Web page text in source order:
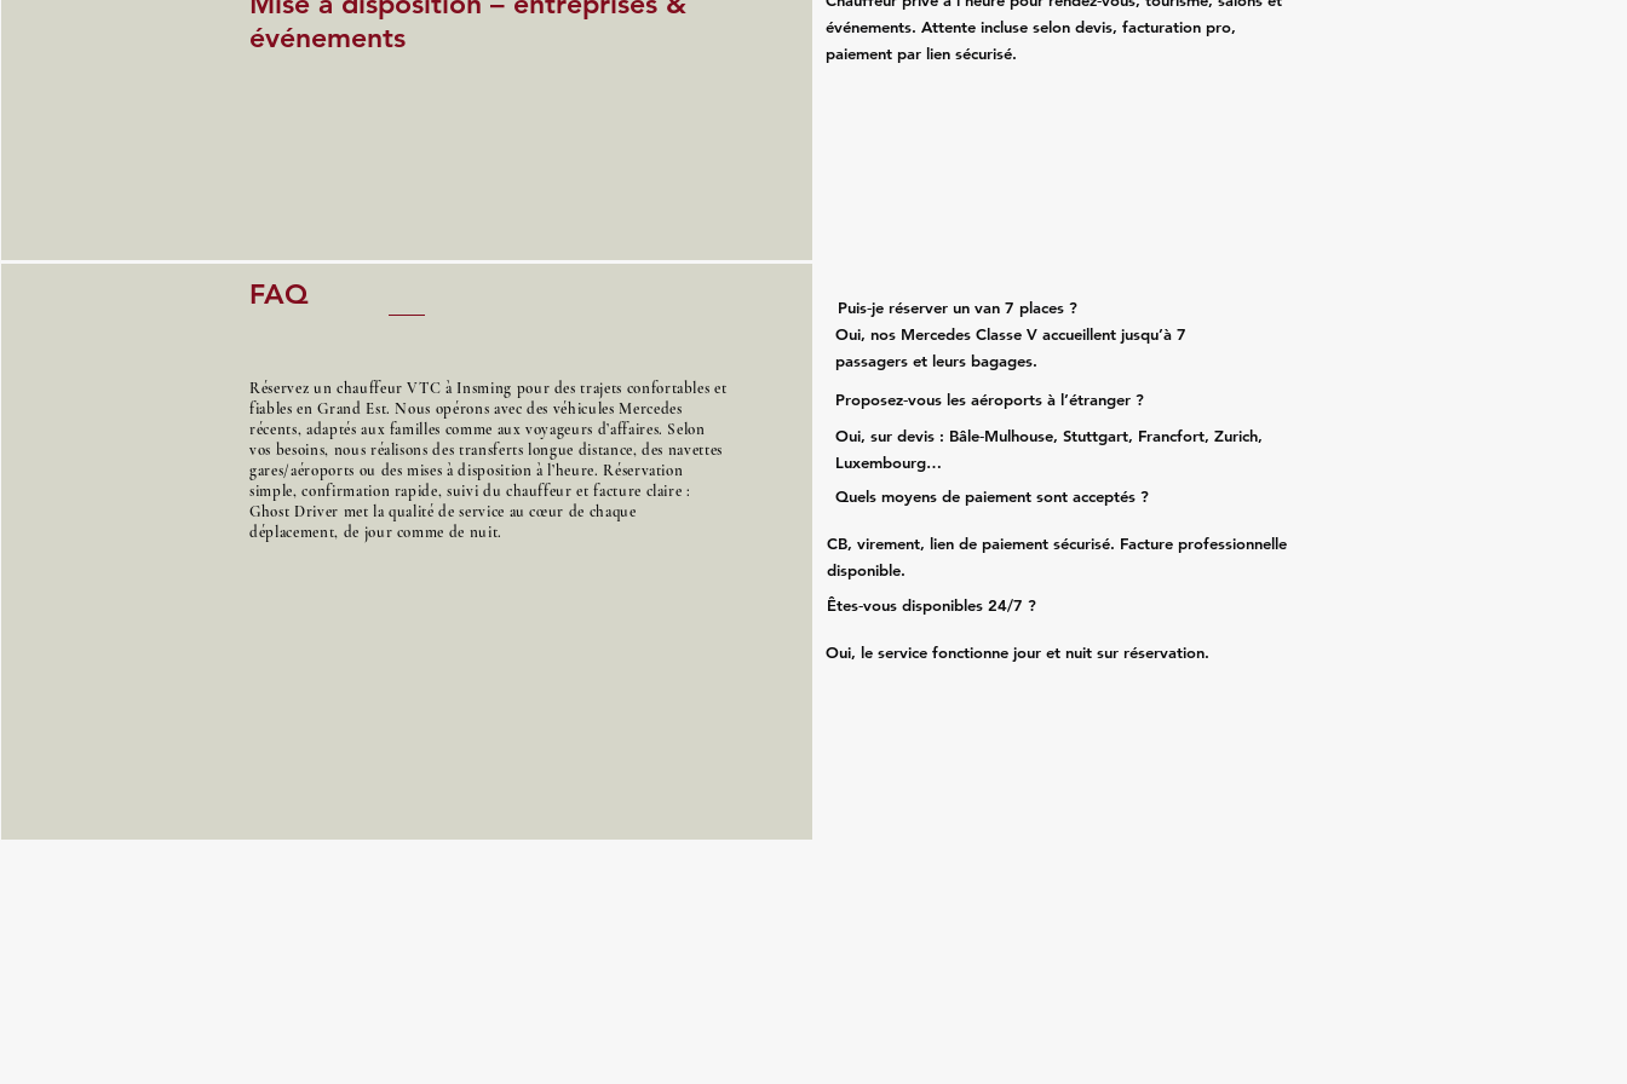
événements
événements. Attente incluse selon devis, facturation pro,
paiement par lien sécurisé.
FAQ
Réservez un chauffeur VTC à Insming pour des trajets confortables et
fiables en Grand Est. Nous opérons avec des véhicules Mercedes
récents, adaptés aux familles comme aux voyageurs d’affaires. Selon
vos besoins, nous réalisons des transferts longue distance, des navettes
gares/aéroports ou des mises à disposition à l’heure. Réservation
simple, confirmation rapide, suivi du chauffeur et facture claire :
Ghost Driver met la qualité de service au cœur de chaque
déplacement, de jour comme de nuit.
Puis‑je réserver un van 7 places ?
Oui, nos Mercedes Classe V accueillent jusqu’à 7
passagers et leurs bagages.
Proposez‑vous les aéroports à l’étranger ?
Oui, sur devis : Bâle‑Mulhouse, Stuttgart, Francfort, Zurich,
Luxembourg…
Quels moyens de paiement sont acceptés ?
CB, virement, lien de paiement sécurisé. Facture professionnelle
disponible.
Êtes‑vous disponibles 24/7 ?
Oui, le service fonctionne jour et nuit sur réservation.